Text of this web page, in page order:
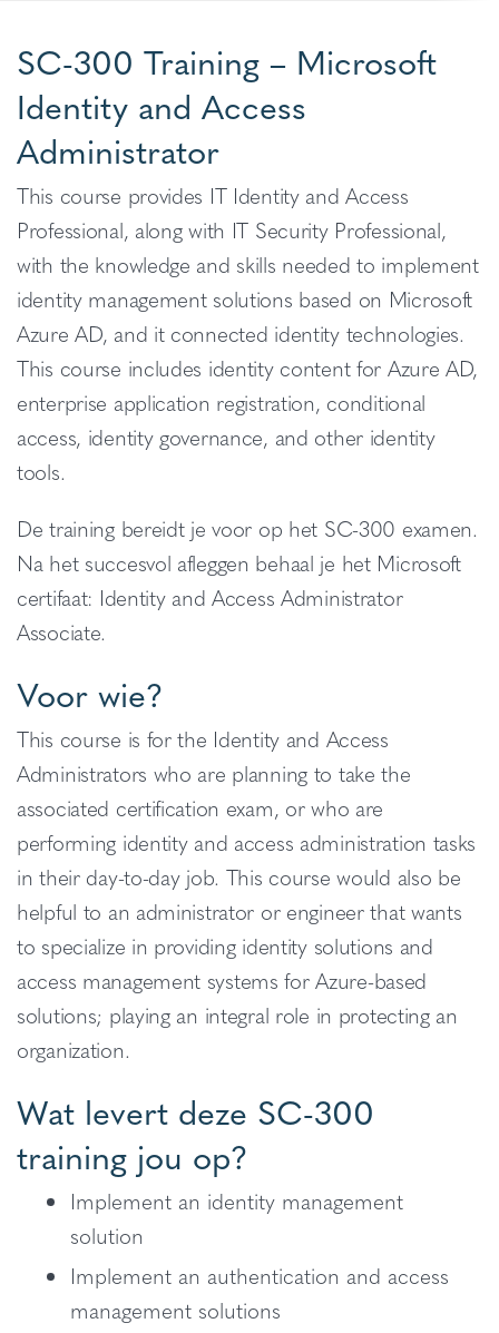
SC-300 Training – Microsoft
Identity and Access
Administrator
This course provides IT Identity and Access
Professional, along with IT Security Professional,
with the knowledge and skills needed to implement
identity management solutions based on Microsoft
Azure AD, and it connected identity technologies.
This course includes identity content for Azure AD,
enterprise application registration, conditional
access, identity governance, and other identity
tools.
De training bereidt je voor op het SC-300 examen.
Na het succesvol afleggen behaal je het Microsoft
certifaat: Identity and Access Administrator
Associate.
Voor wie?
This course is for the Identity and Access
Administrators who are planning to take the
associated certification exam, or who are
performing identity and access administration tasks
in their day-to-day job. This course would also be
helpful to an administrator or engineer that wants
to specialize in providing identity solutions and
access management systems for Azure-based
solutions; playing an integral role in protecting an
organization.
Wat levert deze SC-300
training jou op?
Implement an identity management
solution
Implement an authentication and access
management solutions